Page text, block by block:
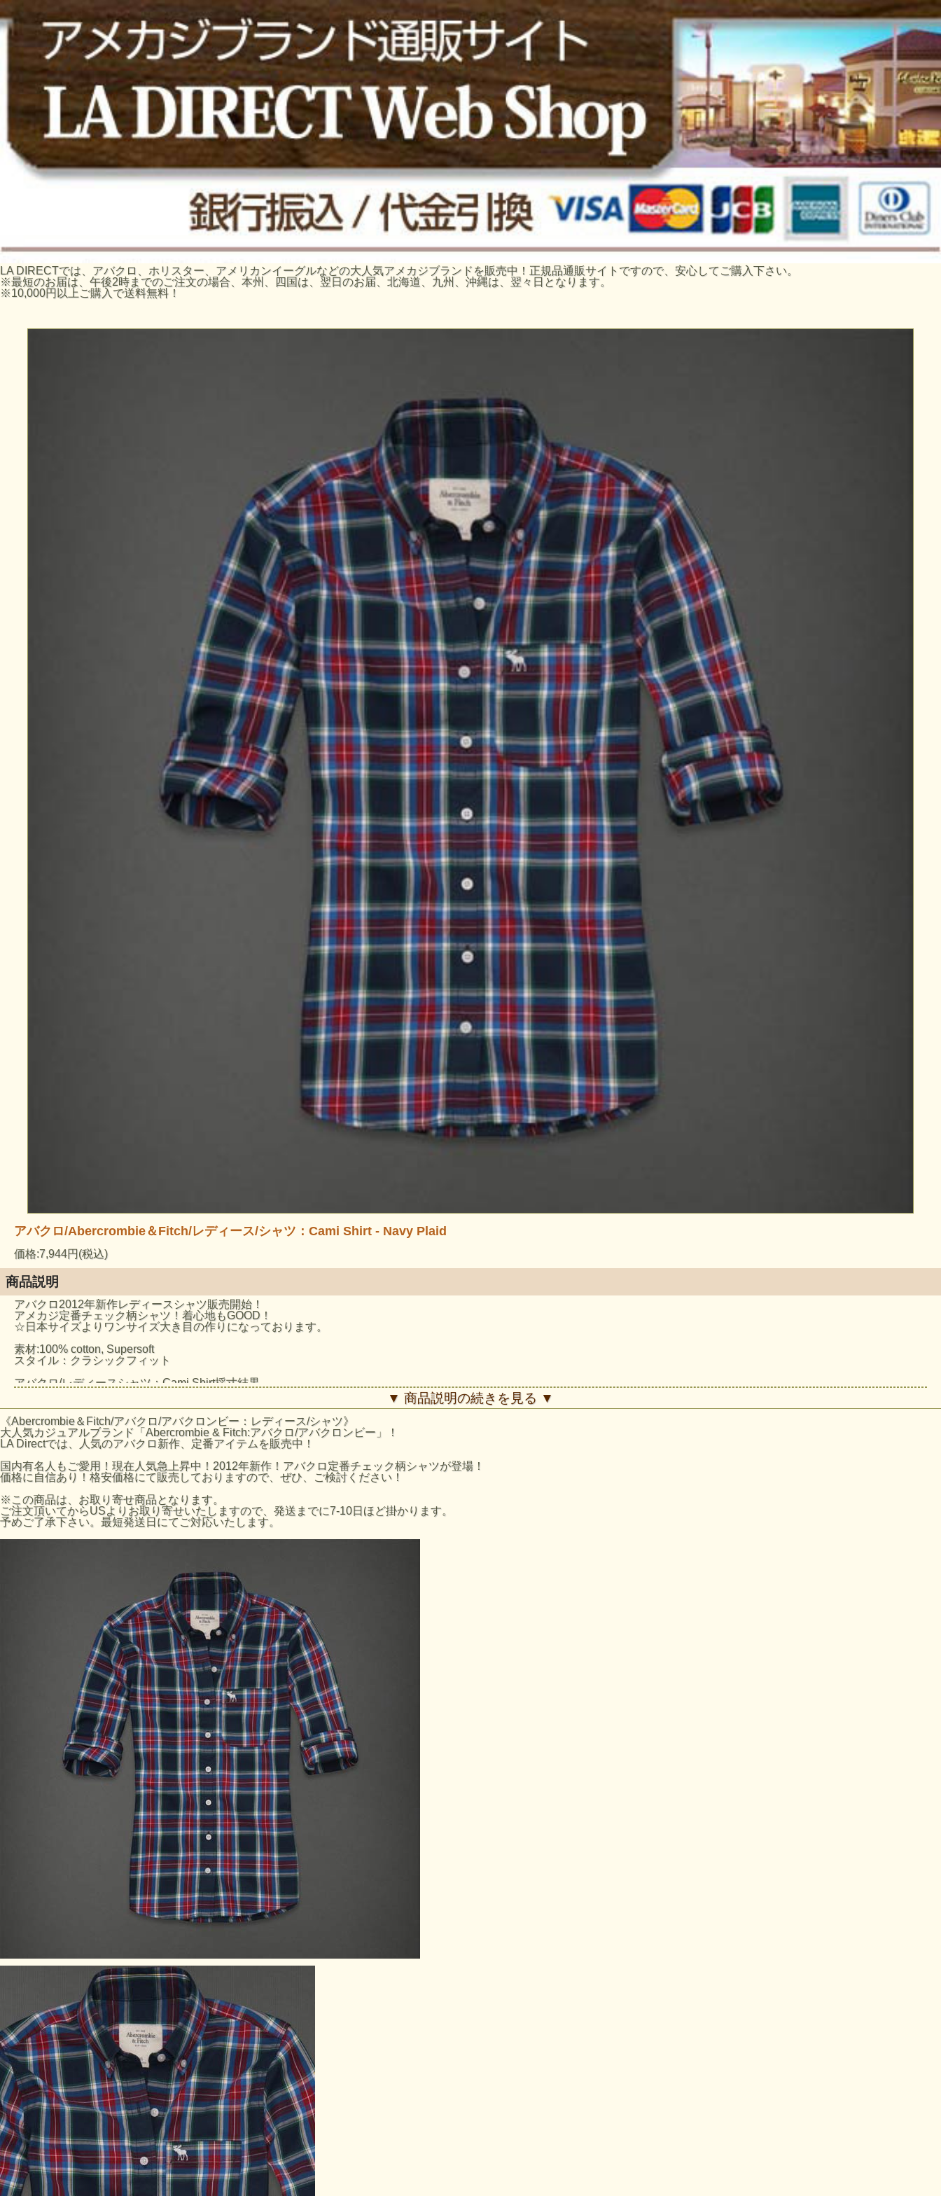
LA DIRECTでは、アバクロ、ホリスター、アメリカンイーグルなどの大人気アメカジブランドを販売中！正規品通販サイトですので、安心してご購入下さい。
※最短のお届は、午後2時までのご注文の場合、本州、四国は、翌日のお届、北海道、九州、沖縄は、翌々日となります。
※10,000円以上ご購入で送料無料！
アバクロ/Abercrombie＆Fitch/レディース/シャツ：Cami Shirt - Navy Plaid
価格:7,944円(税込)
商品説明
アバクロ2012年新作レディースシャツ販売開始！
アメカジ定番チェック柄シャツ！着心地もGOOD！
☆日本サイズよりワンサイズ大き目の作りになっております。
素材:100% cotton, Supersoft
スタイル：クラシックフィット
アバクロ/レディースシャツ：Cami Shirt採寸結果
身幅：約44cm（脇下より採寸）
袖丈：約54cm（脇下より採寸）
☆Mサイズ
着丈：約64cm（襟下より採寸。）
身幅：約47cm（脇下より採寸）
袖丈：約55cm（脇下より採寸）
※平置きにて採寸のため若干の誤差がございます。
アバクロのサイズの目安
アバクロサイズ:バストサイズ
XSサイズ:79-81cm
Sサイズ:82-86cm
▼ 商品説明の続きを見る ▼
《Abercrombie＆Fitch/アバクロ/アバクロンビー：レディース/シャツ》
大人気カジュアルブランド「Abercrombie & Fitch:アバクロ/アバクロンビー」！
LA Directでは、人気のアバクロ新作、定番アイテムを販売中！
国内有名人もご愛用！現在人気急上昇中！2012年新作！アバクロ定番チェック柄シャツが登場！
価格に自信あり！格安価格にて販売しておりますので、ぜひ、ご検討ください！
※この商品は、お取り寄せ商品となります。
ご注文頂いてからUSよりお取り寄せいたしますので、発送までに7-10日ほど掛かります。
予めご了承下さい。最短発送日にてご対応いたします。